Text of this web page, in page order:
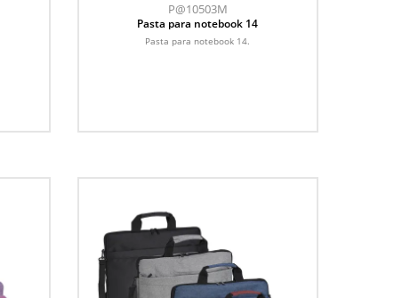
P@10503M
Pasta para notebook 14
Pasta para notebook 14.